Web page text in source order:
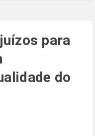
para
do